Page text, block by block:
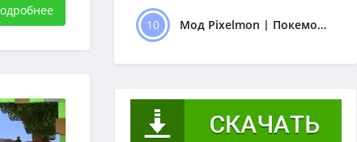
10 Мод Pixelmon | Покемоны